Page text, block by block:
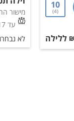
10
4
ללילה
מישור
עד 17 אורחים
לא